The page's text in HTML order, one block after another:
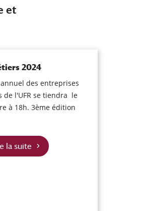
et
2024
des entreprises
de l'UFR se tiendra le
à 18h. 3ème édition
la suite